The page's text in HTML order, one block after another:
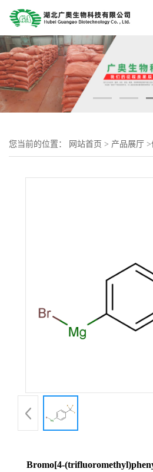
您当前的位置： 网站首页 > 产品展厅 >
Bromo[4-